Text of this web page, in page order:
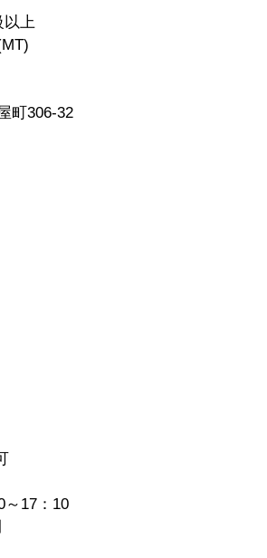
以上
町306-32
～17：10